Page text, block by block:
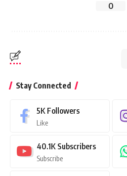
0
Stay Connected
5K Followers
Like
40.1K Subscribers
Subscribe